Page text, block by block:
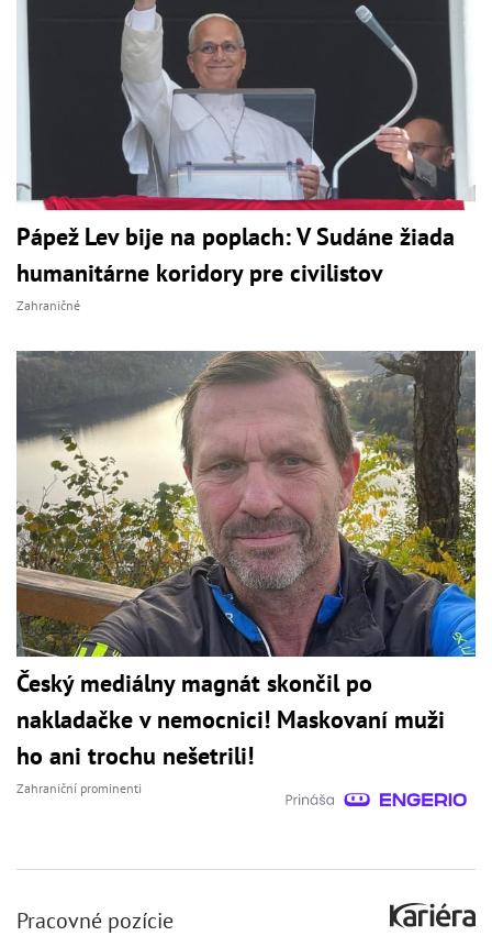
Pápež Lev bije na poplach: V Sudáne žiada
humanitárne koridory pre civilistov
Zahraničné
Český mediálny magnát skončil po
nakladačke v nemocnici! Maskovaní muži
ho ani trochu nešetrili!
Zahraniční prominenti
Pracovné pozície